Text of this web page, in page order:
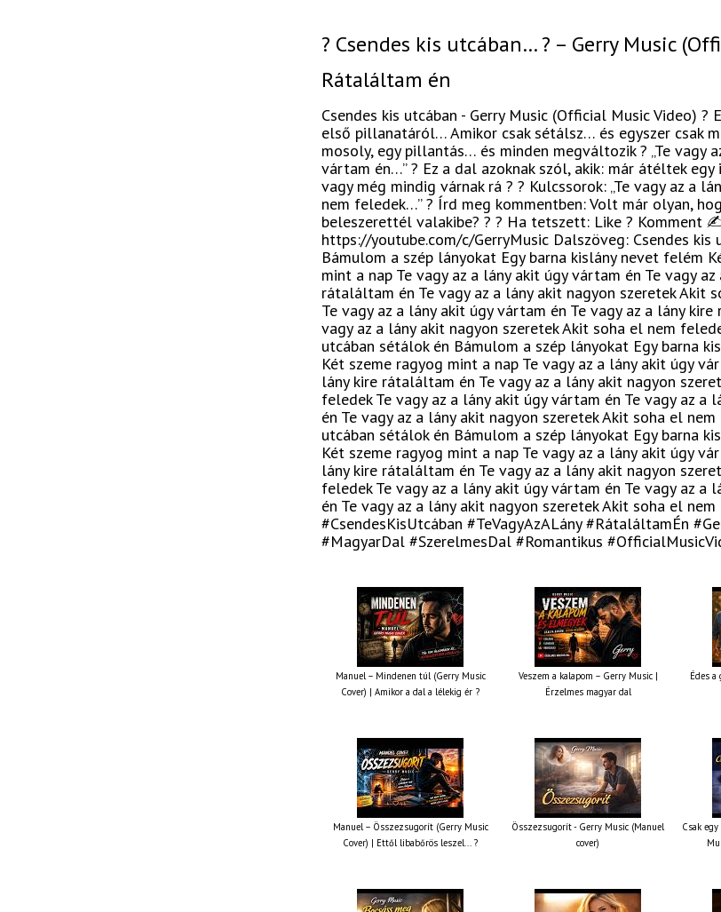
? Csendes kis utcában… ? – Gerry Music
Rátaláltam én
Csendes kis utcában - Gerry Music (Official Music Video) ?
első pillanatáról… Amikor csak sétálsz… és egyszer csak
mosoly, egy pillantás… és minden megváltozik ? „Te vagy
vártam én…” ? Ez a dal azoknak szól, akik: már átéltek
vagy még mindig várnak rá ? ? Kulcssorok: „Te vagy az a
nem feledek…” ? Írd meg kommentben: Volt már olyan,
beleszerettél valakibe? ? ? Ha tetszett: Like ? Komment
https://youtube.com/c/GerryMusic Dalszöveg: Csendes kis
Bámulom a szép lányokat Egy barna kislány nevet felém
mint a nap Te vagy az a lány akit úgy vártam én Te vagy az
rátaláltam én Te vagy az a lány akit nagyon szeretek Akit
Te vagy az a lány akit úgy vártam én Te vagy az a lány
vagy az a lány akit nagyon szeretek Akit soha el nem
utcában sétálok én Bámulom a szép lányokat Egy barna
Két szeme ragyog mint a nap Te vagy az a lány akit úgy
lány kire rátaláltam én Te vagy az a lány akit nagyon
feledek Te vagy az a lány akit úgy vártam én Te vagy az a
én Te vagy az a lány akit nagyon szeretek Akit soha el
utcában sétálok én Bámulom a szép lányokat Egy barna
Két szeme ragyog mint a nap Te vagy az a lány akit úgy
lány kire rátaláltam én Te vagy az a lány akit nagyon
feledek Te vagy az a lány akit úgy vártam én Te vagy az a
én Te vagy az a lány akit nagyon szeretek Akit soha el
#CsendesKisUtcában #TeVagyAzALány #RátaláltamÉn
#MagyarDal #SzerelmesDal #Romantikus
Manuel – Mindenen túl (Gerry Music
Cover) | Amikor a dal a lélekig ér ?
Veszem a kalapom – Gerry Music |
Érzelmes magyar dal
Édes a
Manuel – Összezsugorít (Gerry Music
Cover) | Ettől libabőrös leszel... ?
Összezsugorít - Gerry Music (Manuel
cover)
Csak